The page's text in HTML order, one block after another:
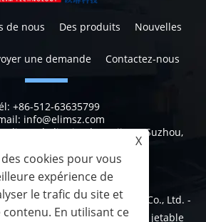
de nous Des produits Nouvelles
une demande Contactez-nous
+86-512-63635799
info@elimsz.com
Road, district de Wujiang, Suzhou,
Elim Medical Technology Co., Ltd. -
de douche jetables, rideau jetable
X
cookies pour vous
expérience de
le trafic du site et
En utilisant ce